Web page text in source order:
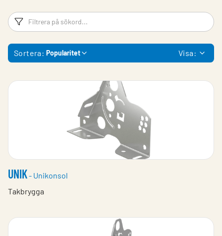
Filtreringsord
Sortera: Popularitet Visa:
UNIK- Unikonsol
Takbrygga